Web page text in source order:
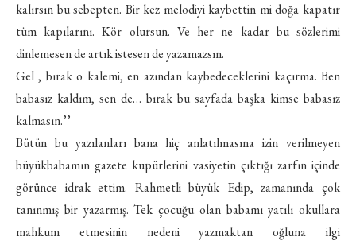
kalırsın bu sebepten. Bir kez melodiyi kaybettin mi doğa kapatır
tüm kapılarını. Kör olursun. Ve her ne kadar bu sözlerimi
dinlemesen de artık istesen de yazamazsın.
Gel , bırak o kalemi, en azından kaybedeceklerini kaçırma. Ben
babasız kaldım, sen de… bırak bu sayfada başka kimse babasız
kalmasın.’’
Bütün bu yazılanları bana hiç anlatılmasına izin verilmeyen
büyükbabamın gazete kupürlerini vasiyetin çıktığı zarfın içinde
görünce idrak ettim. Rahmetli büyük Edip, zamanında çok
tanınmış bir yazarmış. Tek çocuğu olan babamı yatılı okullara
mahkum etmesinin nedeni yazmaktan oğluna ilgi